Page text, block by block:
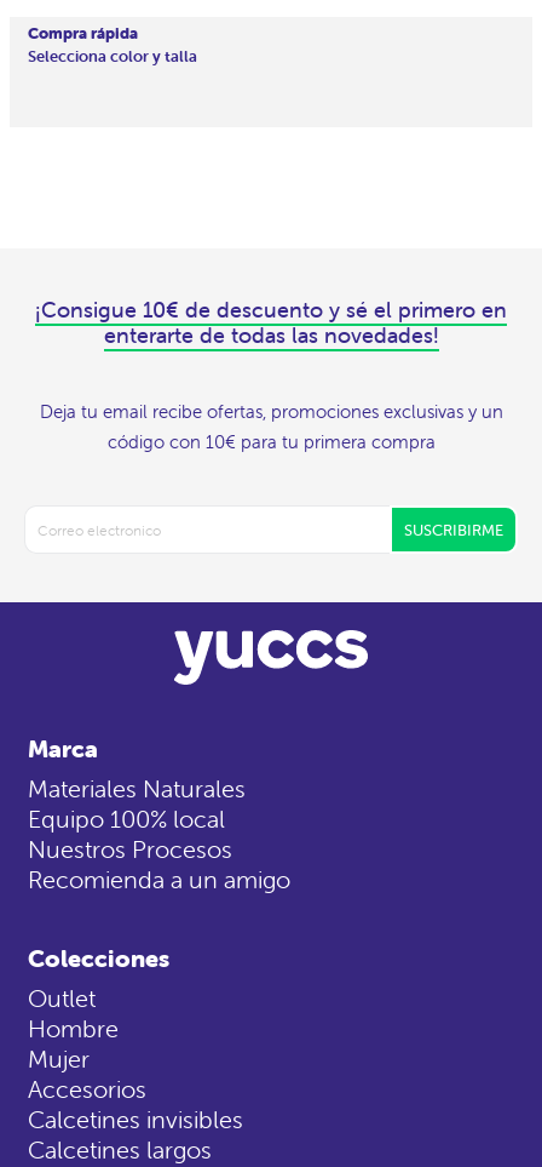
Compra rápida
Selecciona color y talla
¡Consigue 10€ de descuento y sé el primero en
enterarte de todas las novedades!
Deja tu email recibe ofertas, promociones exclusivas y un
código con 10€ para tu primera compra
SUSCRIBIRME
Marca
Materiales Naturales
Equipo 100% local
Nuestros Procesos
Recomienda a un amigo
Colecciones
Outlet
Hombre
Mujer
Accesorios
Calcetines invisibles
Calcetines largos